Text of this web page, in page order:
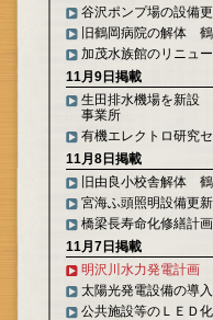
谷沢ポンプ場の設備
旧鶴岡病院の解体
加茂水族館のリニュ
11月9日掲載
生田排水機場を新設
事業所
有機エレクトロ研究
11月8日掲載
旧由良小校舎解体
宮海ふ頭照明設備更
橋梁長寿命化修繕計
11月7日掲載
明沢川水力発電計画
太陽光発電設備の導
公共施設等のＬＥＤ